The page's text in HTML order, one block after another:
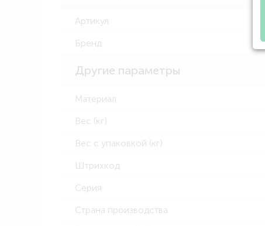
Артикул
Бренд
Другие параметры
Материал
Вес (кг)
Вес с упаковкой (кг)
Штрихкод
Серия
Страна производства